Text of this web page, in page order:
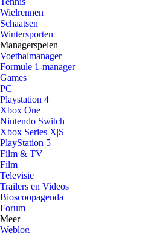
Wielrennen
Schaatsen
Wintersporten
Managerspelen
Voetbalmanager
Formule 1-manager
Games
PC
Playstation 4
Xbox One
Nintendo Switch
Xbox Series X|S
PlayStation 5
Film & TV
Film
Televisie
Trailers en Videos
Bioscoopagenda
Forum
Meer
Weblog